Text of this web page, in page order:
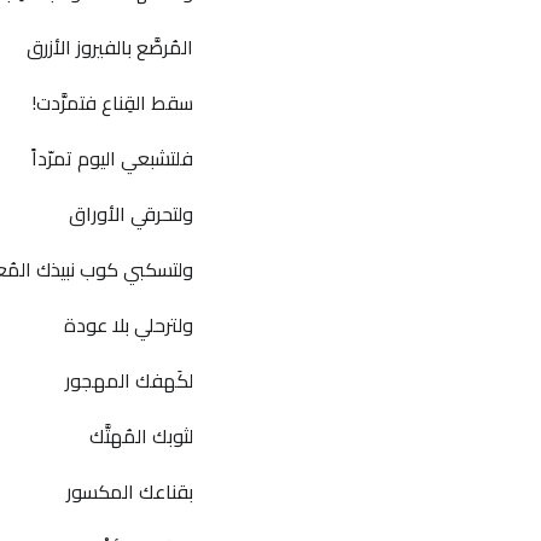
المُرصَّع بالفيروز الأزرق
سقط القِناع فتمرَّدت!
فلتشبعي اليوم تمرّداً
ولتحرقي الأوراق
ولتسكبي كوب نبيذك
ولترحلي بلا عودة
لكَهفك المهجور
لثوبك المُهتَّك
بقناعك المكسور